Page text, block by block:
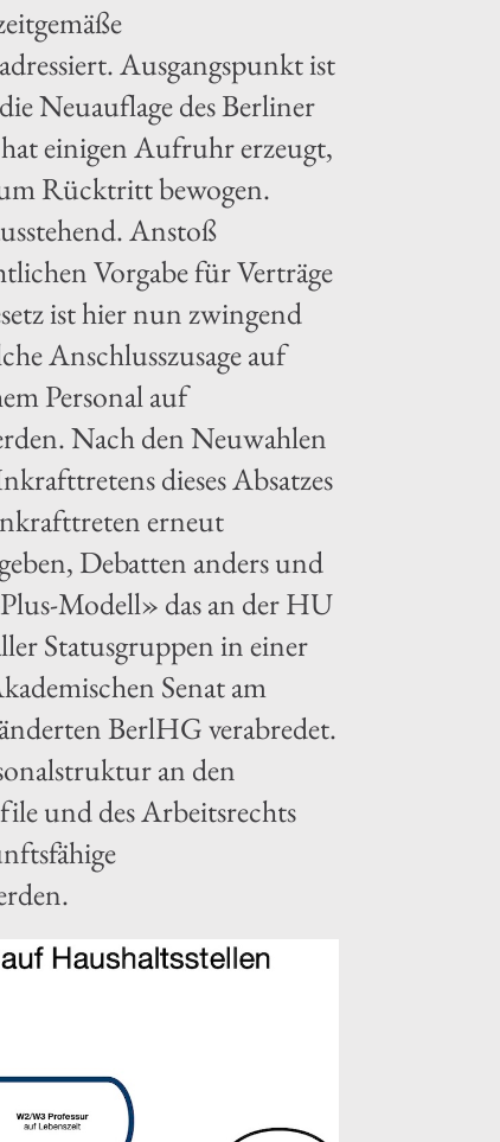
Ausgangspunkt ist
Neuauflage des Berliner
einigen Aufruhr erzeugt,
Rücktritt bewogen.
Anstoß
Vorgabe für Verträge
ist hier nun zwingend
Anschlusszusage auf
Personal auf
Nach den Neuwahlen
dieses Absatzes
erneut
Debatten anders und
Modell» das an der HU
Statusgruppen in einer
Senat am
BerlHG verabredet.
an den
und des Arbeitsrechts